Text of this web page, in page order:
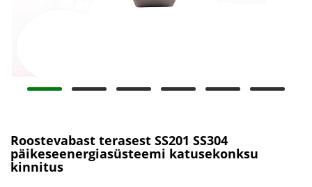
Roostevabast terasest SS201 SS304
päikeseenergiasüsteemi katusekonksu
kinnitus